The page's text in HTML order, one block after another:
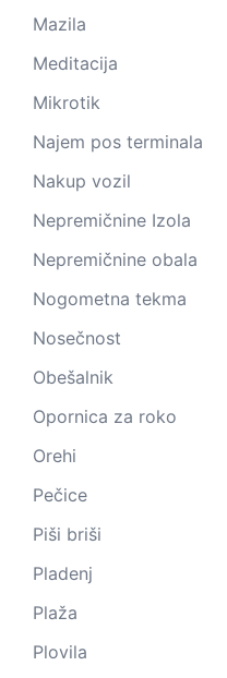
Mazila
Meditacija
Mikrotik
Najem pos terminala
Nakup vozil
Nepremičnine Izola
Nepremičnine obala
Nogometna tekma
Nosečnost
Obešalnik
Opornica za roko
Orehi
Pečice
Piši briši
Pladenj
Plaža
Plovila